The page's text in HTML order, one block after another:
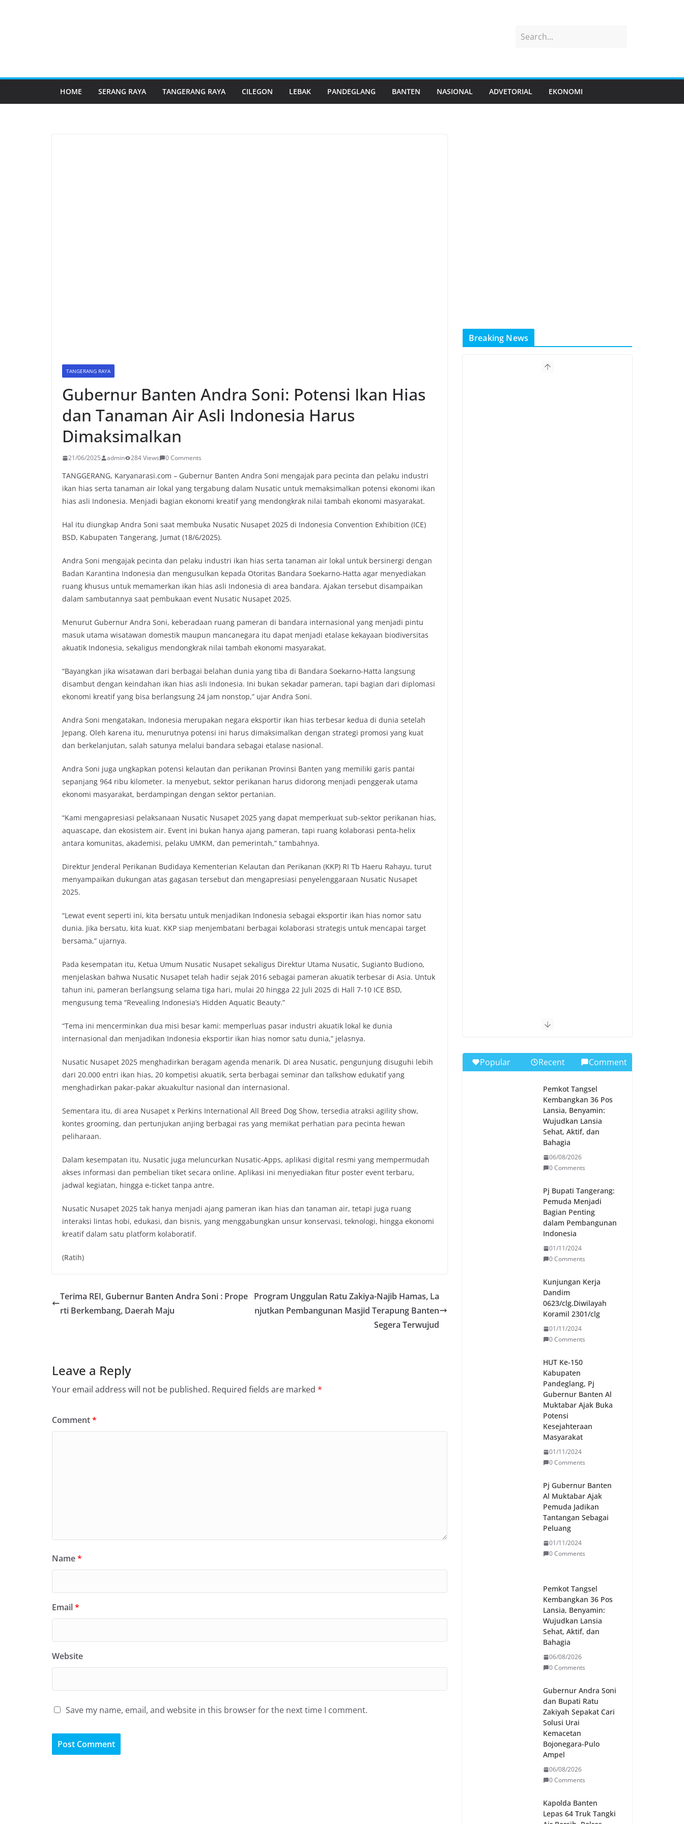
HOME SERANG RAYA TANGERANG RAYA CILEGON LEBAK PANDEGLANG BANTEN NASIONAL ADVETORIAL EKONOMI
TANGERANG RAYA
Gubernur Banten Andra Soni: Potensi Ikan Hias
dan Tanaman Air Asli Indonesia Harus
Dimaksimalkan
21/06/2025 admin 284 Views 0 Comments
TANGGERANG, Karyanarasi.com – Gubernur Banten Andra Soni mengajak para pecinta dan pelaku industri
ikan hias serta tanaman air lokal yang tergabung dalam Nusatic untuk memaksimalkan potensi ekonomi ikan
hias asli Indonesia. Menjadi bagian ekonomi kreatif yang mendongkrak nilai tambah ekonomi masyarakat.
Hal itu diungkap Andra Soni saat membuka Nusatic Nusapet 2025 di Indonesia Convention Exhibition (ICE)
BSD, Kabupaten Tangerang, Jumat (18/6/2025).
Andra Soni mengajak pecinta dan pelaku industri ikan hias serta tanaman air lokal untuk bersinergi dengan
Badan Karantina Indonesia dan mengusulkan kepada Otoritas Bandara Soekarno-Hatta agar menyediakan
ruang khusus untuk memamerkan ikan hias asli Indonesia di area bandara. Ajakan tersebut disampaikan
dalam sambutannya saat pembukaan event Nusatic Nusapet 2025.
Menurut Gubernur Andra Soni, keberadaan ruang pameran di bandara internasional yang menjadi pintu
masuk utama wisatawan domestik maupun mancanegara itu dapat menjadi etalase kekayaan biodiversitas
akuatik Indonesia, sekaligus mendongkrak nilai tambah ekonomi masyarakat.
“Bayangkan jika wisatawan dari berbagai belahan dunia yang tiba di Bandara Soekarno-Hatta langsung
disambut dengan keindahan ikan hias asli Indonesia. Ini bukan sekadar pameran, tapi bagian dari diplomasi
ekonomi kreatif yang bisa berlangsung 24 jam nonstop,” ujar Andra Soni.
Andra Soni mengatakan, Indonesia merupakan negara eksportir ikan hias terbesar kedua di dunia setelah
Jepang. Oleh karena itu, menurutnya potensi ini harus dimaksimalkan dengan strategi promosi yang kuat
dan berkelanjutan, salah satunya melalui bandara sebagai etalase nasional.
Andra Soni juga ungkapkan potensi kelautan dan perikanan Provinsi Banten yang memiliki garis pantai
sepanjang 964 ribu kilometer. Ia menyebut, sektor perikanan harus didorong menjadi penggerak utama
ekonomi masyarakat, berdampingan dengan sektor pertanian.
“Kami mengapresiasi pelaksanaan Nusatic Nusapet 2025 yang dapat memperkuat sub-sektor perikanan hias,
aquascape, dan ekosistem air. Event ini bukan hanya ajang pameran, tapi ruang kolaborasi penta-helix
antara komunitas, akademisi, pelaku UMKM, dan pemerintah,” tambahnya.
Direktur Jenderal Perikanan Budidaya Kementerian Kelautan dan Perikanan (KKP) RI Tb Haeru Rahayu, turut
menyampaikan dukungan atas gagasan tersebut dan mengapresiasi penyelenggaraan Nusatic Nusapet
2025.
“Lewat event seperti ini, kita bersatu untuk menjadikan Indonesia sebagai eksportir ikan hias nomor satu
dunia. Jika bersatu, kita kuat. KKP siap menjembatani berbagai kolaborasi strategis untuk mencapai target
bersama,” ujarnya.
Pada kesempatan itu, Ketua Umum Nusatic Nusapet sekaligus Direktur Utama Nusatic, Sugianto Budiono,
menjelaskan bahwa Nusatic Nusapet telah hadir sejak 2016 sebagai pameran akuatik terbesar di Asia. Untuk
tahun ini, pameran berlangsung selama tiga hari, mulai 20 hingga 22 Juli 2025 di Hall 7-10 ICE BSD,
mengusung tema “Revealing Indonesia’s Hidden Aquatic Beauty.”
“Tema ini mencerminkan dua misi besar kami: memperluas pasar industri akuatik lokal ke dunia
internasional dan menjadikan Indonesia eksportir ikan hias nomor satu dunia,” jelasnya.
Nusatic Nusapet 2025 menghadirkan beragam agenda menarik. Di area Nusatic, pengunjung disuguhi lebih
dari 20.000 entri ikan hias, 20 kompetisi akuatik, serta berbagai seminar dan talkshow edukatif yang
menghadirkan pakar-pakar akuakultur nasional dan internasional.
Sementara itu, di area Nusapet x Perkins International All Breed Dog Show, tersedia atraksi agility show,
kontes grooming, dan pertunjukan anjing berbagai ras yang memikat perhatian para pecinta hewan
peliharaan.
Dalam kesempatan itu, Nusatic juga meluncurkan Nusatic-Apps, aplikasi digital resmi yang mempermudah
akses informasi dan pembelian tiket secara online. Aplikasi ini menyediakan fitur poster event terbaru,
jadwal kegiatan, hingga e-ticket tanpa antre.
Nusatic Nusapet 2025 tak hanya menjadi ajang pameran ikan hias dan tanaman air, tetapi juga ruang
interaksi lintas hobi, edukasi, dan bisnis, yang menggabungkan unsur konservasi, teknologi, hingga ekonomi
kreatif dalam satu platform kolaboratif.
(Ratih)
Terima REI, Gubernur Banten Andra Soni : Prope
rti Berkembang, Daerah Maju
Program Unggulan Ratu Zakiya-Najib Hamas, La
njutkan Pembangunan Masjid Terapung Banten
Segera Terwujud
Leave a Reply
Your email address will not be published. Required fields are marked *
Comment*
Name*
Email*
Website
Save my name, email, and website in this browser for the next time I comment.
Breaking News
Popular Recent Comment
Pemkot Tangsel
Kembangkan 36 Pos
Lansia, Benyamin:
Wujudkan Lansia
Sehat, Aktif, dan
Bahagia
06/08/2026
0 Comments
Pj Bupati Tangerang:
Pemuda Menjadi
Bagian Penting
dalam Pembangunan
Indonesia
01/11/2024
0 Comments
Kunjungan Kerja
Dandim
0623/clg.Diwilayah
Koramil 2301/clg
01/11/2024
0 Comments
HUT Ke-150
Kabupaten
Pandeglang, Pj
Gubernur Banten Al
Muktabar Ajak Buka
Potensi
Kesejahteraan
Masyarakat
01/11/2024
0 Comments
Pj Gubernur Banten
Al Muktabar Ajak
Pemuda Jadikan
Tantangan Sebagai
Peluang
01/11/2024
0 Comments
Pemkot Tangsel
Kembangkan 36 Pos
Lansia, Benyamin:
Wujudkan Lansia
Sehat, Aktif, dan
Bahagia
06/08/2026
0 Comments
Gubernur Andra Soni
dan Bupati Ratu
Zakiyah Sepakat Cari
Solusi Urai
Kemacetan
Bojonegara-Pulo
Ampel
06/08/2026
0 Comments
Kapolda Banten
Lepas 64 Truk Tangki